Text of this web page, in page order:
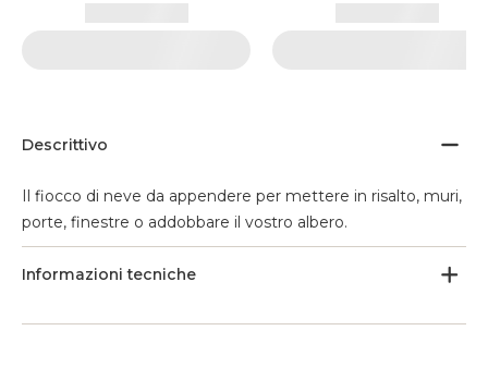
Descrittivo
Il fiocco di neve da appendere per mettere in risalto, muri,
porte, finestre o addobbare il vostro albero.
Informazioni tecniche